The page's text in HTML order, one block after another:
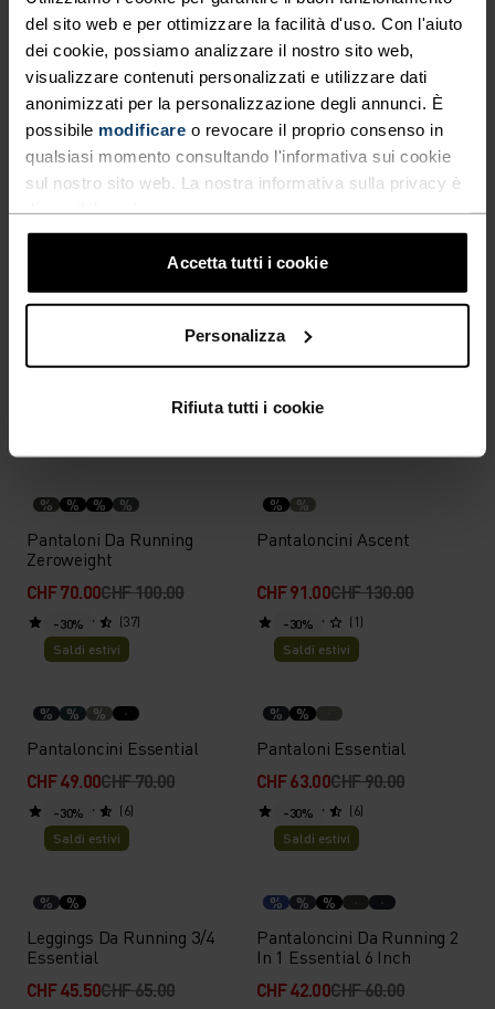
del sito web e per ottimizzare la facilità d'uso. Con l'aiuto
dei cookie, possiamo analizzare il nostro sito web,
visualizzare contenuti personalizzati e utilizzare dati
anonimizzati per la personalizzazione degli annunci. È
possibile modificare o revocare il proprio consenso in
qualsiasi momento consultando l'informativa sui cookie
sul nostro sito web. La nostra informativa sulla privacy è
Accetta tutti i cookie
Personalizza
Rifiuta tutti i cookie
Saldi estivi
% % %
Pantaloncini Da Running
Zeroweight 5 Inch
CHF 42.00
CHF 60.00
Saldi estivi
% %
Pantaloncini Da Running
Con Slip Essential 6 Inch
CHF 42.00
CHF 60.00
Saldi estivi
% % % %
Pantaloncini Da Running
Saldi estivi
% %
Pantaloni Ascent
% % % %
Pantaloni Da Running
Zeroweight
CHF 70.00CHF 100.00
(37)
-30%
% %
Pantaloncini Ascent
CHF 91.00CHF 130.00
(1)
-30%
Saldi estivi
% % %
Pantaloncini Essential
CHF 49.00CHF 70.00
(6)
-30%
Saldi estivi
% %
Pantaloni Essential
CHF 63.00CHF 90.00
(6)
-30%
Saldi estivi
% %
Leggings Da Running 3/4
Essential
CHF 45.50CHF 65.00
-30%
Saldi estivi
% % %
Pantaloncini Da Running 2
In 1 Essential 6 Inch
CHF 42.00CHF 60.00